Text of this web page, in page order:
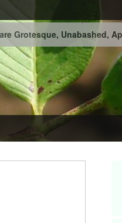
Grotesque, Unabashed,